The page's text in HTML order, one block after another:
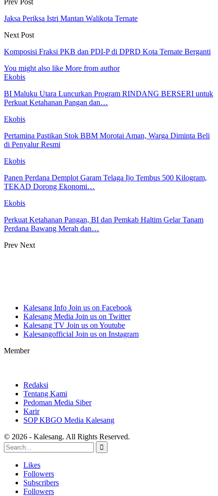
Jaksa Periksa Istri Mantan Walikota Ternate
Next Post
Komposisi Fraksi PKB dan PDI-P di DPRD Kota Ternate Berganti
You might also like More from author
Ekobis
BI Maluku Utara Luncurkan Program RINDANG BERSERI untuk
Perkuat Ketahanan Pangan dan…
Ekobis
Pertamina Pastikan Stok BBM Morotai Aman, Warga Diminta Beli
di Penyalur Resmi
Ekobis
Panen Perdana Demplot Garam Telaga Ijo Tembus 500 Kilogram,
TEKAD Dorong Ekonomi…
Ekobis
Perkuat Ketahanan Pangan, BI dan Pemkab Haltim Gelar Tanam
Perdana Bawang Merah dan…
Prev Next
Kalesang Info Join us on Facebook
Kalesang Media Join us on Twitter
Kalesang TV Join us on Youtube
Kalesangofficial Join us on Instagram
Member
Redaksi
Tentang Kami
Pedoman Media Siber
Karir
SOP KBGO Media Kalesang
© 2026 - Kalesang. All Rights Reserved.
Likes
Followers
Subscribers
Followers